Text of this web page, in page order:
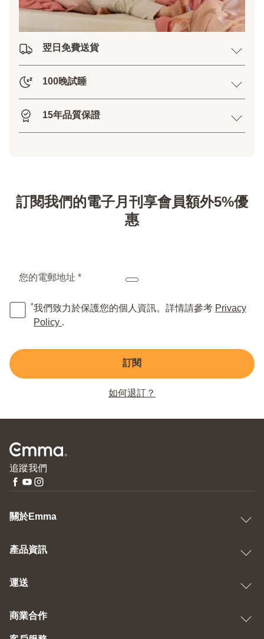
翌日免費送貨
100晚試睡
15年品質保證
訂閱我們的電子月刊享會員額外5%優
惠
您的電郵地址 *
*我們致力於保護您的個人資訊。詳情請參考 Privacy
Policy .
訂閱
如何退訂？
追蹤我們
關於Emma
產品資訊
運送
商業合作